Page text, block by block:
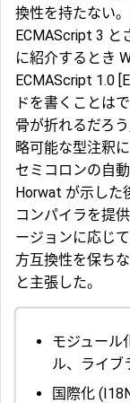
換性を持たない
ECMAScript 3 と
に紹介するとき
ECMAScript 1.0
ドを書くことは
骨が折れるだろ
略可能な型注釈
セミコロンの自
Horwat が示した
コンパイラを提
ージョンに応じ
方互換性を保ち
と主張した。
モジュール
ル、ライブ
国際化